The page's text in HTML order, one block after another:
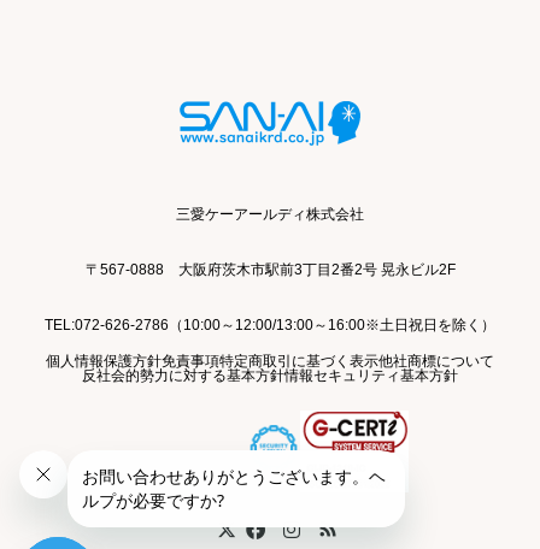
三愛ケーアールディ株式会社
〒567-0888 大阪府茨木市駅前3丁目2番2号 晃永ビル2F
TEL:072-626-2786（10:00～12:00/13:00～16:00※土日祝日を除く）
個人情報保護方針免責事項特定商取引に基づく表示他社商標について
反社会的勢力に対する基本方針情報セキュリティ基本方針
TwitterFacebookInstagram
RSS